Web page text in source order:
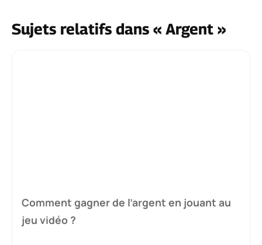
Sujets relatifs dans « Argent »
Comment gagner de l’argent en jouant au
jeu vidéo ?